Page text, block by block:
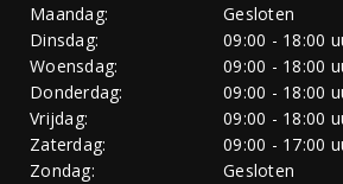
Maandag:
Gesloten
Dinsdag:
09:00 - 18:00
Woensdag:
09:00 - 18:00
Donderdag:
09:00 - 18:00
Vrijdag:
09:00 - 18:00
Zaterdag:
09:00 - 17:00
Zondag:
Gesloten